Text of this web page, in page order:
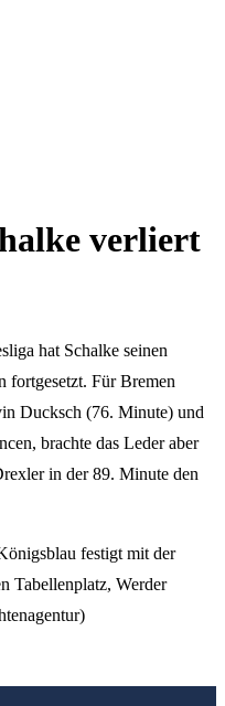
verliert
hat Schalke seinen
fortgesetzt. Für Bremen
Ducksch (76. Minute) und
brachte das Leder aber
in der 89. Minute den
festigt mit der
Tabellenplatz, Werder